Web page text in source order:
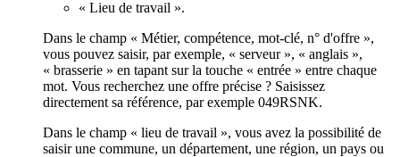
« Lieu de travail ».
Dans le champ « Métier, compétence, mot-clé, n° d'offre »,
vous pouvez saisir, par exemple, « serveur », « anglais »,
« brasserie » en tapant sur la touche « entrée » entre chaque
mot. Vous recherchez une offre précise ? Saisissez
directement sa référence, par exemple 049RSNK.
Dans le champ « lieu de travail », vous avez la possibilité de
saisir une commune, un département, une région, un pays ou